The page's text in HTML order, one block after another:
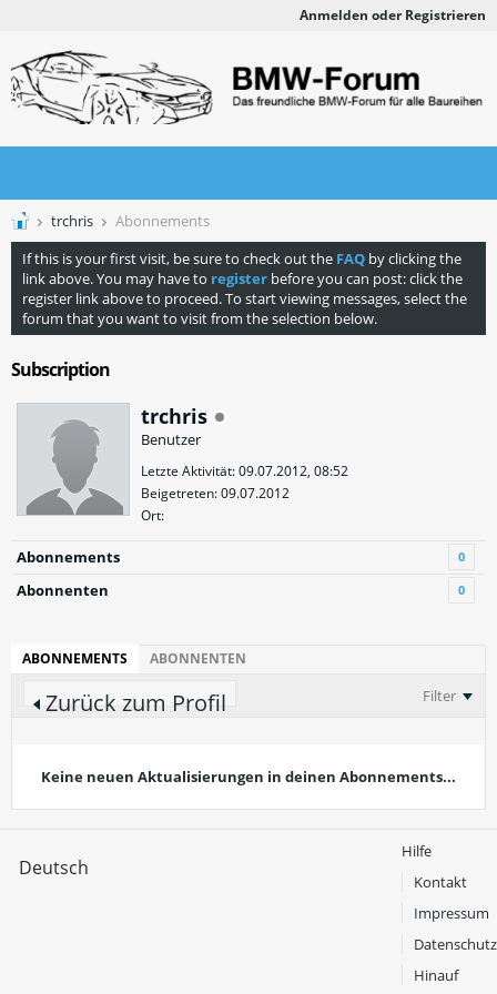
Anmelden oder Registrieren
trchris
Abonnements
If this is your first visit, be sure to check out the FAQ by clicking the
link above. You may have to register before you can post: click the
register link above to proceed. To start viewing messages, select the
forum that you want to visit from the selection below.
Subscription
trchris
Benutzer
Letzte Aktivität: 09.07.2012, 08:52
Beigetreten: 09.07.2012
Ort:
Abonnements 0
Abonnenten 0
ABONNEMENTS ABONNENTEN
Zurück zum Profil Filter
Keine neuen Aktualisierungen in deinen Abonnements...
Deutsch
Hilfe
Kontakt
Impressum
Datenschutz
Hinauf